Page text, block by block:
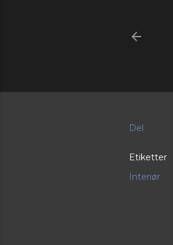
Del
Etiketter
Interiør